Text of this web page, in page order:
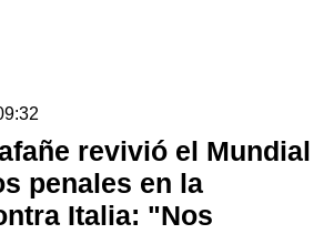
revivió el Mundial
penales en la
Italia: "Nos